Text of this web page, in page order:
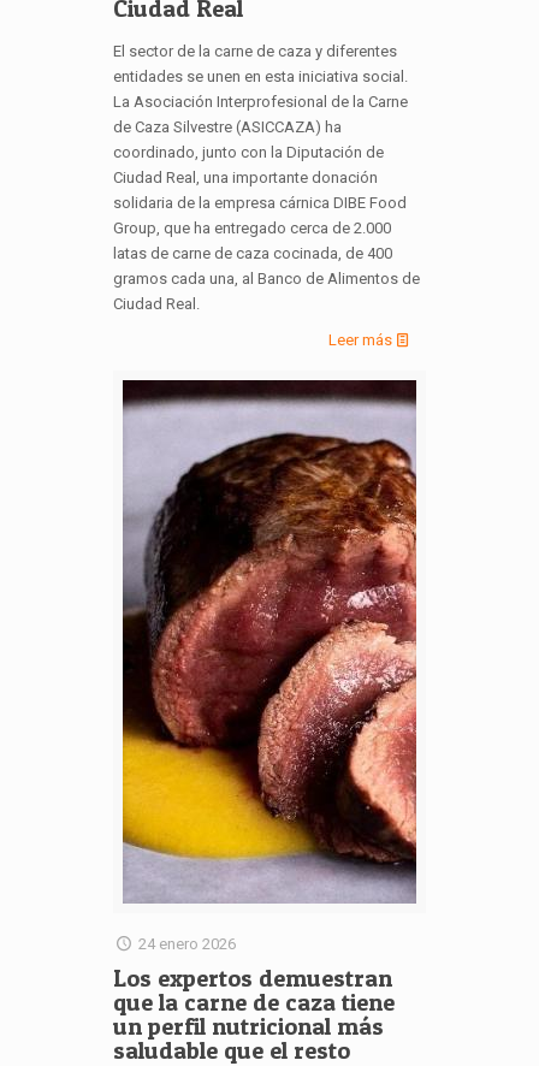
Ciudad Real
El sector de la carne de caza y diferentes
entidades se unen en esta iniciativa social.
La Asociación Interprofesional de la Carne
de Caza Silvestre (ASICCAZA) ha
coordinado, junto con la Diputación de
Ciudad Real, una importante donación
solidaria de la empresa cárnica DIBE Food
Group, que ha entregado cerca de 2.000
latas de carne de caza cocinada, de 400
gramos cada una, al Banco de Alimentos de
Ciudad Real.
Leer más
24 enero 2026
Los expertos demuestran
que la carne de caza tiene
un perfil nutricional más
saludable que el resto